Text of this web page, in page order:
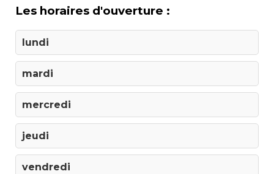
Les horaires d'ouverture :
lundi
mardi
mercredi
jeudi
vendredi